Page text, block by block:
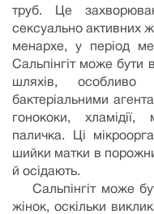
труб. Це
сексуально активних
менархе, у період
Сальпінгіт може бути
шляхів,
бактеріальними
гонококи, хламідії,
паличка. Ці
шийки матки в
й осідають.
Сальпінгіт може
жінок, оскільки